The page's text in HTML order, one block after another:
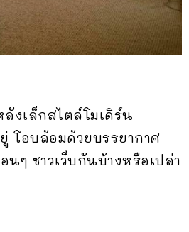
งเล็กสไตล์โมเดิร์น
โอบล้อมด้วยบรรยากาศ
นๆ ชาวเว็บกันบ้างหรือเปล่า